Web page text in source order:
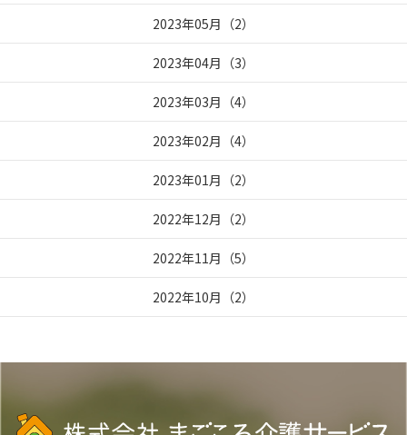
2023年05月 （2）
2023年04月 （3）
2023年03月 （4）
2023年02月 （4）
2023年01月 （2）
2022年12月 （2）
2022年11月 （5）
2022年10月 （2）